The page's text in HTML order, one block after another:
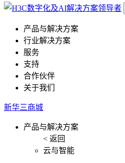
产品与解决方案
行业解决方案
服务
支持
合作伙伴
关于我们
新华三商城
产品与解决方案
< 返回
云与智能